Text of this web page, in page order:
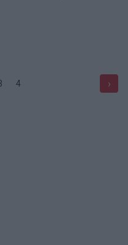
4 ›